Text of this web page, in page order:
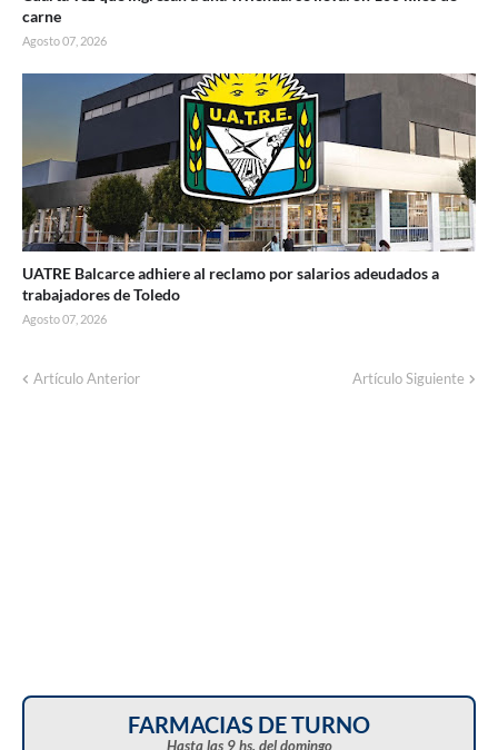
carne
Agosto 07, 2026
UATRE Balcarce adhiere al reclamo por salarios adeudados a
trabajadores de Toledo
Agosto 07, 2026
Artículo Anterior Artículo Siguiente
Corte de energía programado para este
FARMACIAS DE TURNO
Hasta las 9 hs. del domingo